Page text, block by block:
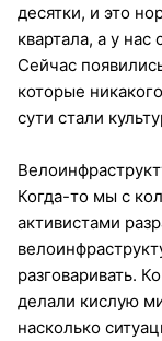
десятки, и это
квартала, а у
Сейчас
которые
сути стали
Когда-то мы с
активистами
разговаривать.
делали кислую
насколько